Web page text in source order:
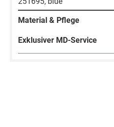
Material & Pflege
Exklusiver MD-Service